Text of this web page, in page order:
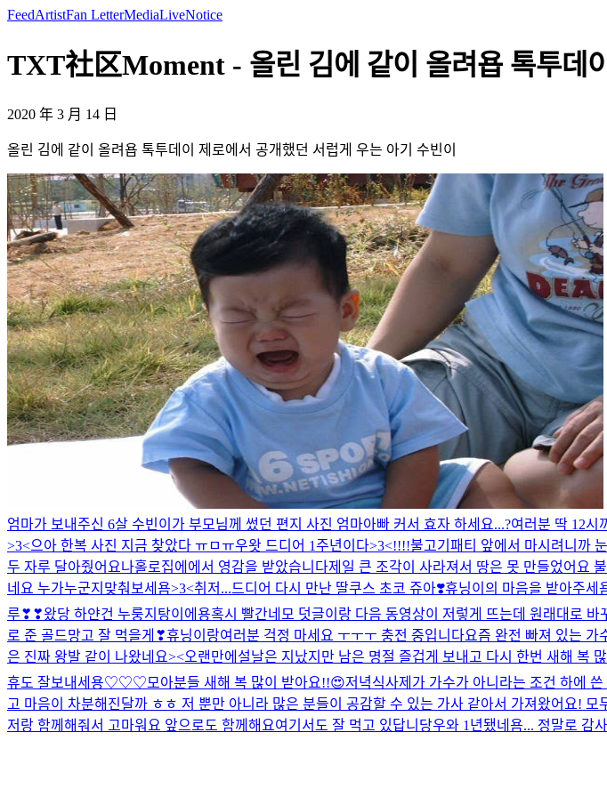
FeedArtistFan LetterMediaLiveNotice
TXT社区Moment - 올린 김에 같이 올려욥 톡투데
2020 年 3 月 14 日
올린 김에 같이 올려욥 톡투데이 제로에서 공개했던 서럽게 우는 아기 수빈이
엄마가 보내주신 6살 수빈이가 부모님께 썼던 편지 사진 엄마아빠 커서 효자 하세요...?여러분 딱 12시
>3<으아 한복 사진 지금 찾았다 ㅠㅁㅠ우왓 드디어 1주년이다>3<!!!!불고기패티 앞에서 마시려니까
두 자루 달아줬어요나홀로집에에서 영감을 받았습니다제일 큰 조각이 사라져서 땅은 못 만들었어요
네요 누가누군지맞춰보세욤>3<취저...드디어 다시 만난 딸쿠스 초코 쥬아❣️휴닝이의 마음을 받아주
루❣❣왔당 하얀건 누룽지탕이에용혹시 빨간네모 덧글이랑 다음 동영상이 저렇게 뜨는데 원래대로
로 준 골드망고 잘 먹을게❣휴닝이랑여러분 걱정 마세요 ㅜㅜㅜ 충전 중입니다요즘 완전 빠져 있는 가
은 진짜 왕발 같이 나왔네요><오랜만에 설날은 지났지만 남은 명절 즐겁게 보내고 다시 한번 새해 복
휴도 잘보내세용♡♡♡모아분들 새해 복 많이 받아요!!😍저녁식사제가 가수가 아니라는 조건 하에 쓴
고 마음이 차분해진달까 ㅎㅎ 저 뿐만 아니라 많은 분들이 공감할 수 있는 가사 같아서 가져왔어요! 모
저랑 함께해줘서 고마워요 앞으로도 함께해요여기서도 잘 먹고 있답니당우와 1년됐네욤... 정말로 감